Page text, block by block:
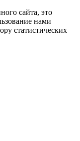
сайта, это
нами
статистических